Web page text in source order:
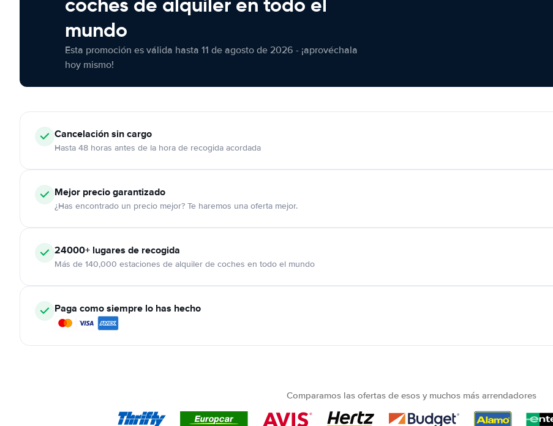
coches de alquiler en todo el
mundo
Esta promoción es válida hasta 11 de agosto de 2026 - ¡aprovéchala
hoy mismo!
Cancelaciónsin cargo
Hasta 48 horas antes de la hora de recogida acordada
Mejor precio garantizado
¿Has encontrado un precio mejor? Te haremos una oferta mejor.
24000+ lugares de recogida
Más de 140,000 estaciones de alquiler de coches en todo el mundo
Paga como siempre lo has hecho
Comparamos las ofertas de esos y muchos más arrendadores